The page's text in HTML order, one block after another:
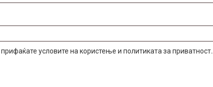
условите на користење и политиката за приватност.